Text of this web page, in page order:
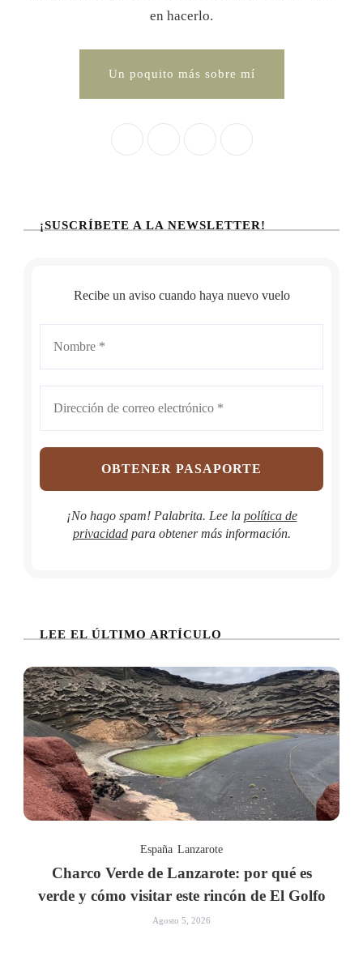
en hacerlo.
Un poquito más sobre mí
¡SUSCRÍBETE A LA NEWSLETTER!
Recibe un aviso cuando haya nuevo vuelo
¡No hago spam! Palabrita. Lee la política de
privacidadpara obtener más información.
LEE EL ÚLTIMO ARTÍCULO
España Lanzarote
Charco Verde de Lanzarote: por qué es
verde y cómo visitar este rincón de El Golfo
Agosto 5, 2026